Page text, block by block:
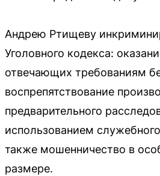
Андрею Ртищеву
Уголовного кодекса:
отвечающих требованиям
воспрепятствование
предварительного
использованием
также мошенничество в
размере.